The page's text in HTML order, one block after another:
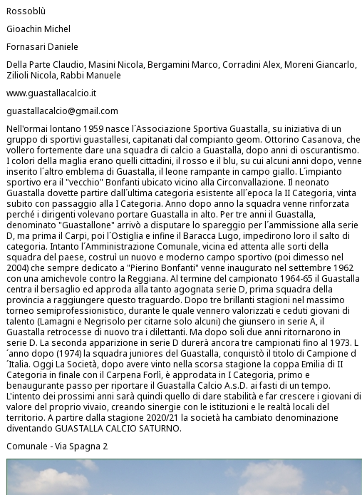
Rossoblù
Gioachin Michel
Fornasari Daniele
Della Parte Claudio, Masini Nicola, Bergamini Marco, Corradini Alex, Moreni Giancarlo,
Zilioli Nicola, Rabbi Manuele
www.guastallacalcio.it
guastallacalcio@gmail.com
Nell'ormai lontano 1959 nasce l´Associazione Sportiva Guastalla, su iniziativa di un
gruppo di sportivi guastallesi, capitanati dal compianto geom. Ottorino Casanova, che
vollero fortemente dare una squadra di calcio a Guastalla, dopo anni di oscurantismo.
I colori della maglia erano quelli cittadini, il rosso e il blu, su cui alcuni anni dopo, venne
inserito l´altro emblema di Guastalla, il leone rampante in campo giallo. L´impianto
sportivo era il "vecchio" Bonfanti ubicato vicino alla Circonvallazione. Il neonato
Guastalla dovette partire dall´ultima categoria esistente all´epoca la II Categoria, vinta
subito con passaggio alla I Categoria. Anno dopo anno la squadra venne rinforzata
perché i dirigenti volevano portare Guastalla in alto. Per tre anni il Guastalla,
denominato "Guastallone" arrivò a disputare lo spareggio per l´ammissione alla serie
D, ma prima il Carpi, poi l´Ostiglia e infine il Baracca Lugo, impedirono loro il salto di
categoria. Intanto l´Amministrazione Comunale, vicina ed attenta alle sorti della
squadra del paese, costruì un nuovo e moderno campo sportivo (poi dimesso nel
2004) che sempre dedicato a "Pierino Bonfanti" venne inaugurato nel settembre 1962
con una amichevole contro la Reggiana. Al termine del campionato 1964-65 il Guastalla
centra il bersaglio ed approda alla tanto agognata serie D, prima squadra della
provincia a raggiungere questo traguardo. Dopo tre brillanti stagioni nel massimo
torneo semiprofessionistico, durante le quale vennero valorizzati e ceduti giovani di
talento (Lamagni e Negrisolo per citarne solo alcuni) che giunsero in serie A, il
Guastalla retrocesse di nuovo tra i dilettanti. Ma dopo soli due anni ritornarono in
serie D. La seconda apparizione in serie D durerà ancora tre campionati fino al 1973. L
´anno dopo (1974) la squadra juniores del Guastalla, conquistò il titolo di Campione d
´Italia. Oggi La Società, dopo avere vinto nella scorsa stagione la coppa Emilia di II
Categoria in finale con il Carpena Forlì, è approdata in I Categoria, primo e
benaugurante passo per riportare il Guastalla Calcio A.s.D. ai fasti di un tempo.
L'intento dei prossimi anni sarà quindi quello di dare stabilità e far crescere i giovani di
valore del proprio vivaio, creando sinergie con le istituzioni e le realtà locali del
territorio. A partire dalla stagione 2020/21 la società ha cambiato denominazione
diventando GUASTALLA CALCIO SATURNO.
Comunale - Via Spagna 2